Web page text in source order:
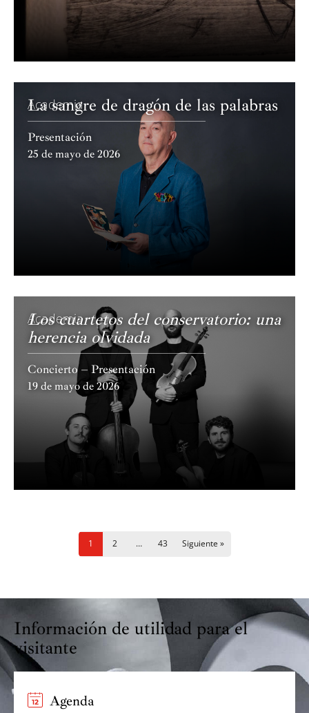
Academia
La sangre de dragón de las palabras
Presentación
25 de mayo de 2026
Academia
Los cuartetos del conservatorio: una
herencia olvidada
Concierto – Presentación
19 de mayo de 2026
a
c
i
ó
n
1 2 … 43 Siguiente »
Información de utilidad para el
visitante
Agenda